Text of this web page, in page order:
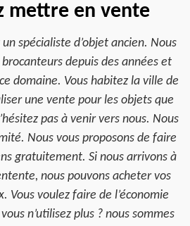
mettre en vente
spécialiste d’objet ancien. Nous
depuis des années et
domaine. Vous habitez la ville de
une vente pour les objets que
pas à venir vers nous. Nous
Nous vous proposons de faire
gratuitement. Si nous arrivons à
nous pouvons acheter vos
Vous voulez faire de l’économie
n’utilisez plus ? nous sommes